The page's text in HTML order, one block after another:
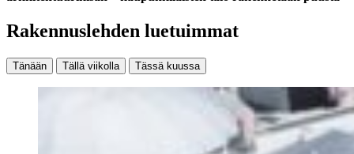
Rakennuslehden luetuimmat
Tänään Tällä viikolla Tässä kuussa